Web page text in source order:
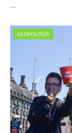
…
GEOPOLITICA